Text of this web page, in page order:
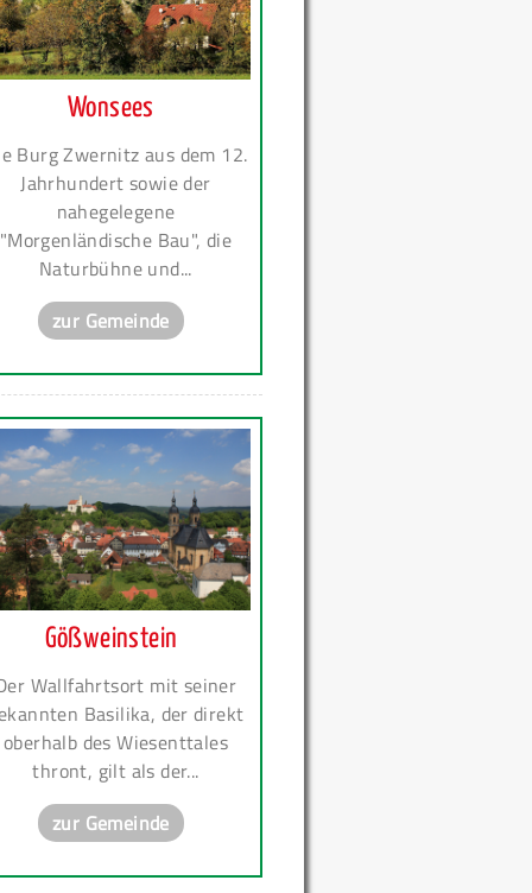
Wonsees
Burg Zwernitz aus dem 12.
Jahrhundert sowie der
nahegelegene
"Morgenländische Bau", die
Naturbühne und...
zur Gemeinde
Gößweinstein
Wallfahrtsort mit seiner
Basilika, der direkt
oberhalb des Wiesenttales
thront, gilt als der...
zur Gemeinde